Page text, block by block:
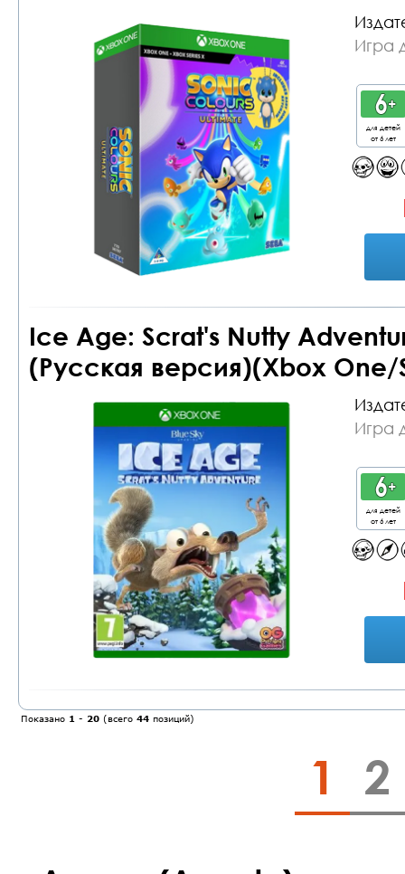
Игра
для детей
от 6 лет
Ice Age: Scrat's Nutty
(Русская версия)(Xbox One/
Игра
для детей
от 6 лет
Показано 1 - 20 (всего 44 позиций)
1 2